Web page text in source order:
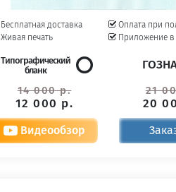
Бесплатная доставка
Живая печать
Оплата при
Приложение в
Типографический
бланк
14 000 р.
12 000 р.
21
20
Видеообзор